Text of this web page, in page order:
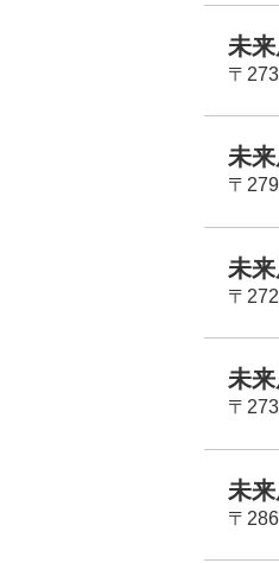
未
〒
未
〒
未
〒
未
〒
未
〒